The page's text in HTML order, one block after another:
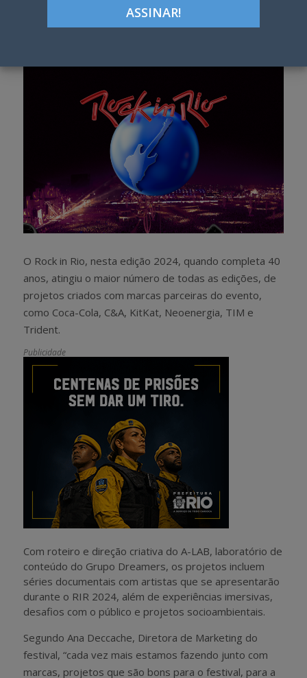
Google+
O Rock in Rio, nesta edição 2024, quando completa 40
anos, atingiu o maior número de todas as edições, de
projetos criados com marcas parceiras do evento,
como Coca-Cola, C&A, KitKat, Neoenergia, TIM e
Trident.
Publicidade
Com roteiro e direção criativa do A-LAB, laboratório de
conteúdo do Grupo Dreamers, os projetos incluem
séries documentais com artistas que se apresentarão
durante o RIR 2024, além de experiências imersivas,
desafios com o público e projetos socioambientais.
Segundo Ana Deccache, Diretora de Marketing do
festival, “cada vez mais estamos fazendo junto com
marcas, projetos que são bons para o festival, para a